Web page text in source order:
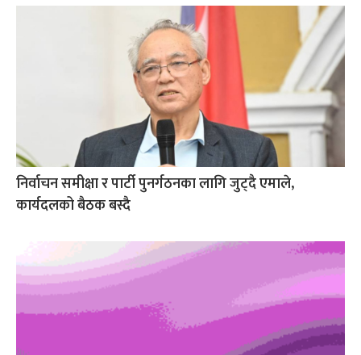
निर्वाचन समीक्षा र पार्टी पुनर्गठनका लागि जुट्दै एमाले,
कार्यदलको बैठक बस्दै